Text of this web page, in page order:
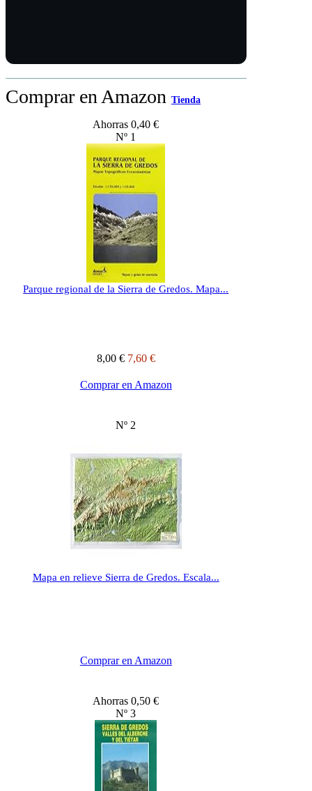
Comprar en Amazon Tienda
Ahorras 0,40 €
Nº 1
Parque regional de la Sierra de Gredos. Mapa...
8,00 € 7,60 €
Comprar en Amazon
Nº 2
Mapa en relieve Sierra de Gredos. Escala...
Comprar en Amazon
Ahorras 0,50 €
Nº 3